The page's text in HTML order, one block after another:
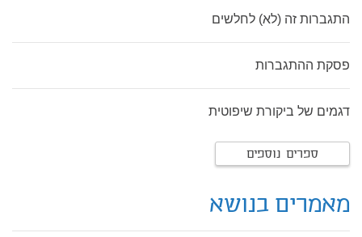
התגברות זה (לא) לחלשים
פסקת ההתגברות
דגמים של ביקורת שיפוטית
ספרים נוספים
מאמרים בנושא